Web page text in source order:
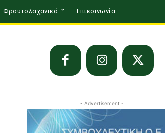
Φρουτολαχανικά Επικοινωνία
- Advertisement -